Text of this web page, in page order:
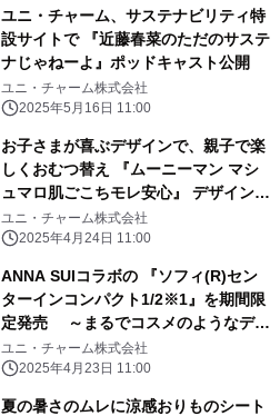
ユニ・チャーム、サステナビリティ特
設サイトで 『近藤春菜のただのサステ
ナじゃねーよ』ポッドキャスト公開
ユニ・チャーム株式会社
2025年5月16日 11:00
お子さまが喜ぶデザインで、親子で楽
しくおむつ替え 『ムーニーマン マシ
ュマロ肌ごこちモレ安心』 デザイン企
画 期間限定発売
ユニ・チャーム株式会社
2025年4月24日 11:00
ANNA SUIコラボの 『ソフィ(R)セン
ターインコンパクト1/2※1』を期間限
定発売 ～まるでコスメのようなデザ
インのパッケージが4年ぶりに登場～
ユニ・チャーム株式会社
2025年4月23日 11:00
夏の暑さのムレに涼感おりものシート